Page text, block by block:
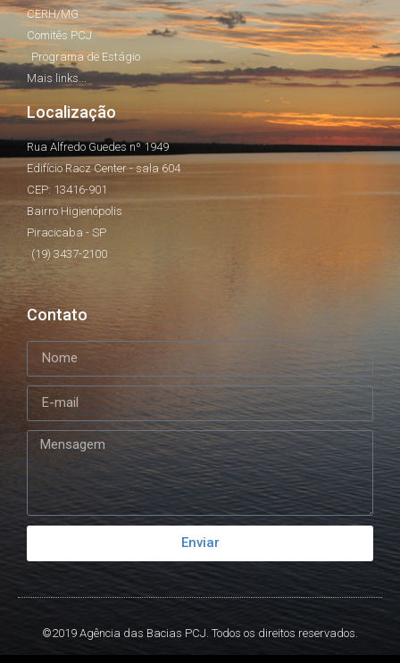
CERH/MG
Comitês PCJ
Programa de Estágio
Mais links...
Localização
Rua Alfredo Guedes nº 1949
Edifício Racz Center - sala 604
CEP: 13416-901
Bairro Higienópolis
Piracicaba - SP
(19) 3437-2100
Contato
Enviar
©2019 Agência das Bacias PCJ. Todos os direitos reservados.